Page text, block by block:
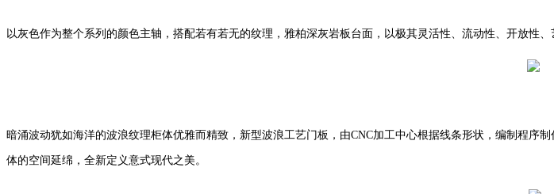
以灰色作为整个系列的颜色主轴，搭配若有若无的纹理，雅柏深灰岩板台面，以极其灵活性、流动性、开放性
暗涌波动犹如海洋的波浪纹理柜体优雅而精致，新型波浪工艺门板，由CNC加工中心根据线条形状，编制程序
体的空间延绵，全新定义意式现代之美。